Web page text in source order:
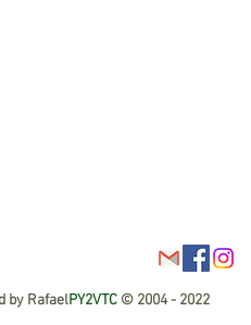
by RafaelPY2VTC © 2004 - 2022